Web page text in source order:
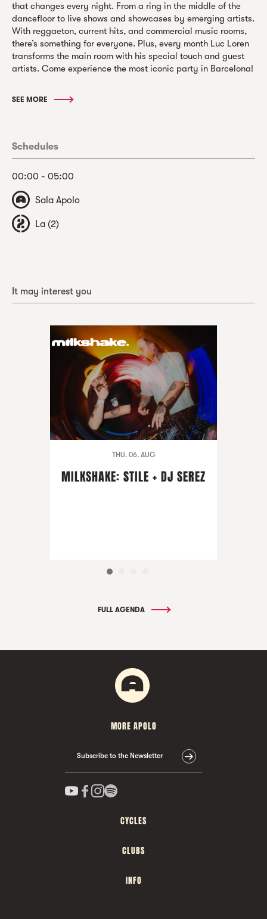
that changes every night. From a ring in the middle of the
dancefloor to live shows and showcases by emerging artists.
With reggaeton, current hits, and commercial music rooms,
there’s something for everyone. Plus, every month Luc Loren
transforms the main room with his special touch and guest
artists. Come experience the most iconic party in Barcelona!
SEE MORE
Schedules
00:00 - 05:00
Sala Apolo
La (2)
It may interest you
THU. 06. AUG
MILKSHAKE: STILE + DJ SEREZ
FULL AGENDA
MORE APOLO
Subscribe to the Newsletter
CYCLES
CLUBS
INFO